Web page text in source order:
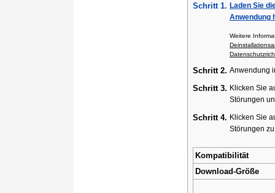
Schritt 1. Laden Sie
Anwendung
Weitere
Schritt 2. Anwendung
Schritt 3. Klicken Sie
Störungen
Schritt 4. Klicken Sie
Störungen
Kompatibilität
Download-Größe